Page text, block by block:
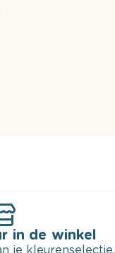
in de winkel
je kleurenselectie.